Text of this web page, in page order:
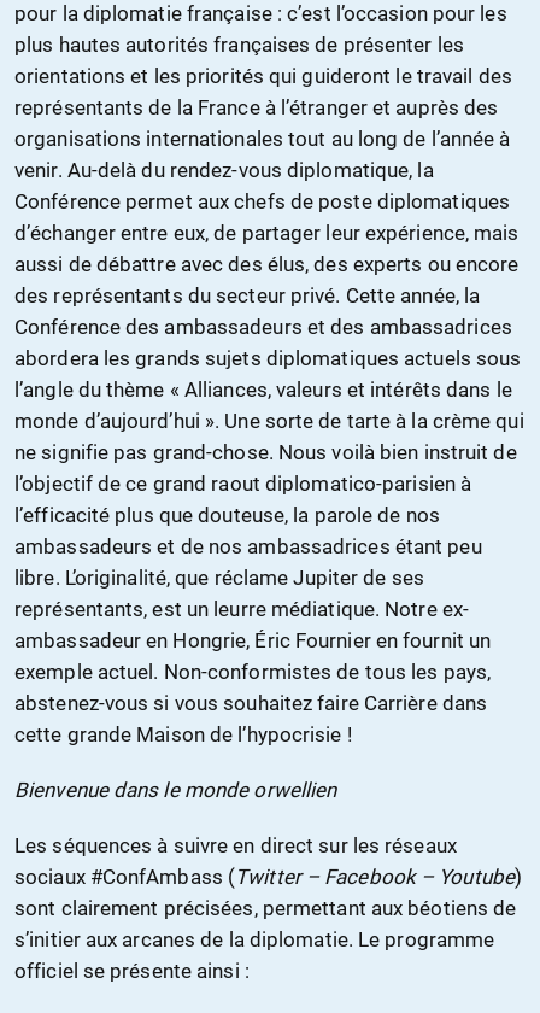
pour la diplomatie française : c’est l’occasion pour les
plus hautes autorités françaises de présenter les
orientations et les priorités qui guideront le travail des
représentants de la France à l’étranger et auprès des
organisations internationales tout au long de l’année à
venir. Au-delà du rendez-vous diplomatique, la
Conférence permet aux chefs de poste diplomatiques
d’échanger entre eux, de partager leur expérience, mais
aussi de débattre avec des élus, des experts ou encore
des représentants du secteur privé. Cette année, la
Conférence des ambassadeurs et des ambassadrices
abordera les grands sujets diplomatiques actuels sous
l’angle du thème « Alliances, valeurs et intérêts dans le
monde d’aujourd’hui ». Une sorte de tarte à la crème qui
ne signifie pas grand-chose. Nous voilà bien instruit de
l’objectif de ce grand raout diplomatico-parisien à
l’efficacité plus que douteuse, la parole de nos
ambassadeurs et de nos ambassadrices étant peu
libre. L’originalité, que réclame Jupiter de ses
représentants, est un leurre médiatique. Notre ex-
ambassadeur en Hongrie, Éric Fournier en fournit un
exemple actuel. Non-conformistes de tous les pays,
abstenez-vous si vous souhaitez faire Carrière dans
cette grande Maison de l’hypocrisie !
Bienvenue dans le monde orwellien
Les séquences à suivre en direct sur les réseaux
sociaux #ConfAmbass (Twitter – Facebook – Youtube)
sont clairement précisées, permettant aux béotiens de
s’initier aux arcanes de la diplomatie. Le programme
officiel se présente ainsi :